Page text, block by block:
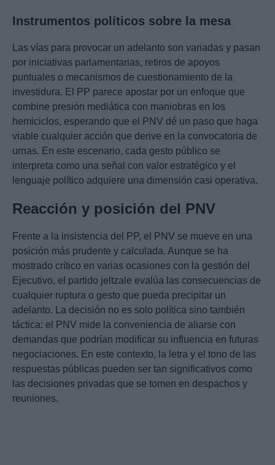
Instrumentos políticos sobre la mesa
Las vías para provocar un adelanto son variadas y pasan
por iniciativas parlamentarias, retiros de apoyos
puntuales o mecanismos de cuestionamiento de la
investidura. El PP parece apostar por un enfoque que
combine presión mediática con maniobras en los
hemiciclos, esperando que el PNV dé un paso que haga
viable cualquier acción que derive en la convocatoria de
urnas. En este escenario, cada gesto público se
interpreta como una señal con valor estratégico y el
lenguaje político adquiere una dimensión casi operativa.
Reacción y posición del PNV
Frente a la insistencia del PP, el PNV se mueve en una
posición más prudente y calculada. Aunque se ha
mostrado crítico en varias ocasiones con la gestión del
Ejecutivo, el partido jeltzale evalúa las consecuencias de
cualquier ruptura o gesto que pueda precipitar un
adelanto. La decisión no es solo política sino también
táctica: el PNV mide la conveniencia de aliarse con
demandas que podrían modificar su influencia en futuras
negociaciones. En este contexto, la letra y el tono de las
respuestas públicas pueden ser tan significativos como
las decisiones privadas que se tomen en despachos y
reuniones.